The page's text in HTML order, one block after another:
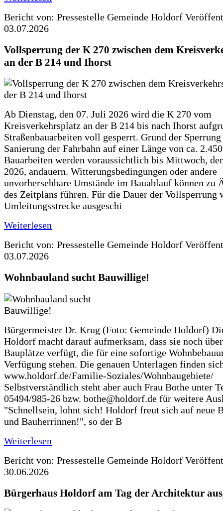
Bericht von: Pressestelle Gemeinde Holdorf
03.07.2026
Vollsperrung der K 270 zwischen dem
an der B 214 und Ihorst
Ab Dienstag, den 07. Juli 2026 wird die K 270 vom
Kreisverkehrsplatz an der B 214 bis nach Ihorst
Straßenbauarbeiten voll gesperrt. Grund der
Sanierung der Fahrbahn auf einer Länge von ca.
Bauarbeiten werden voraussichtlich bis Mittwoch,
2026, andauern. Witterungsbedingungen oder andere
unvorhersehbare Umstände im Bauablauf können zu
des Zeitplans führen. Für die Dauer der Vollsperrung
Umleitungsstrecke ausgeschi
Weiterlesen
Bericht von: Pressestelle Gemeinde Holdorf
03.07.2026
Wohnbauland sucht Bauwillige!
Bürgermeister Dr. Krug (Foto: Gemeinde Holdorf)
Holdorf macht darauf aufmerksam, dass sie noch
Bauplätze verfügt, die für eine sofortige
Verfügung stehen. Die genauen Unterlagen finden
www.holdorf.de/Familie-Soziales/Wohnbaugebiete/
Selbstverständlich steht aber auch Frau Bothe unter
05494/985-26 bzw. bothe@holdorf.de für weitere
"Schnellsein, lohnt sich! Holdorf freut sich auf neue
und Bauherrinnen!", so der B
Weiterlesen
Bericht von: Pressestelle Gemeinde Holdorf
30.06.2026
Bürgerhaus Holdorf am Tag der Architektur